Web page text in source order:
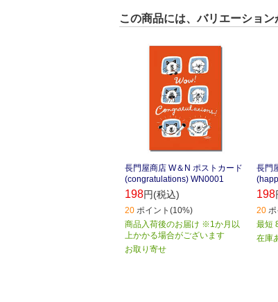
この商品には、バリエーション
長門屋商店 W＆N ポストカード
(congratulations) WN0001
198円(税込)
20 ポイント(10%)
商品入荷後のお届け ※1か月以
上かかる場合がございます
お取り寄せ
長門
198
20
最短
在庫